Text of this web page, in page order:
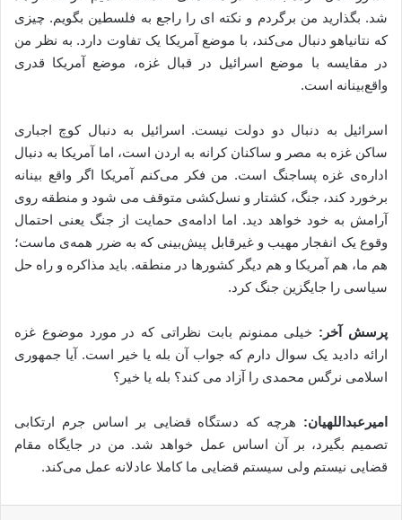
شد. بگذارید من برگردم و نکته ای را راجع به فلسطین بگویم. چیزی
که نتانیاهو دنبال می‌کند، با موضع آمریکا یک تفاوت دارد. به نظر من
در مقایسه با موضع اسرائیل در قبال غزه، موضع آمریکا قدری
واقع‌بینانه‌ است.
اسرائیل به دنبال دو دولت نیست. اسرائیل به دنبال کوچ اجباری
ساکن غزه به مصر و ساکنان کرانه به اردن است، اما آمریکا به دنبال
اداره‌ی غزه پساجنگ است. من فکر می‌کنم آمریکا اگر واقع بینانه
برخورد کند، جنگ، کشتار و نسل‌کشی متوقف می شود و منطقه روی
آرامش به خود خواهد دید. اما ادامه‌ی حمایت از جنگ یعنی احتمال
وقوع یک انفجار مهیب و غیرقابل پیش‌بینی که به ضرر همه‌ی ماست؛
هم ما، هم آمریکا و هم دیگر کشورها در منطقه. باید مذاکره و راه حل
سیاسی را جایگزین جنگ کرد.
پرسش آخر: خیلی ممنونم بابت نظراتی که در مورد موضوع غزه
ارائه دادید یک سوال دارم که جواب آن بله یا خیر است. آیا جمهوری
اسلامی نرگس محمدی را آزاد می کند؟ بله یا خیر؟
امیرعبداللهیان: هرچه که دستگاه قضایی بر اساس جرم ارتکابی
تصمیم بگیرد، بر آن اساس عمل خواهد شد. من در جایگاه مقام
قضایی نیستم ولی سیستم قضایی ما کاملا عادلانه عمل می‌کند.